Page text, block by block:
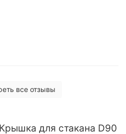
все отзывы
для стакана D90